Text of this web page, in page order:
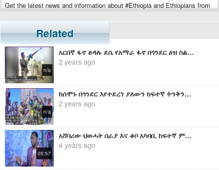
Get the latest news and information about #Ethiopia and Ethiopians from
For inquiry or additional information, visit Mereja.com
Mereja presents Ethiopian news, Ethiopian music, sports, arts, and
entertainment
Related
n/a
አርበኛ ፋኖ ፀዳሉ ደሴ የአማራ ፋኖ በጎንደር ዕዝ ስልጠና መምራያ ሀላፊ ከሰሞኑ በነበረው ከፍተኛ ትንቅንቅ ዙሪያ የሰጠው ማብራሪያ
2 years ago
n/a
ከሰሞኑ በጎንደር እየተደረገ ያለውን ከፍተኛ ትንቅንቅ አስመልክቶ የአማራ ፋኖ በጎንደር ዕዝ ቃል አቀባይ የሆነው ፋኖ ያለው አዱኛ የሰጠው ቃል
2 years ago
05:57
አሸባሪው ህወሓት በራያ እና ቆቦ አካባቢ ከፍተኛ ምሽግ ለመስራት እንቅስቃሴ እያደረገ ነው ፤መንግስት አፋጣኝ እርምጃ መውሰድ አለበት - ጎበዜ ሲሳይ
4 years ago